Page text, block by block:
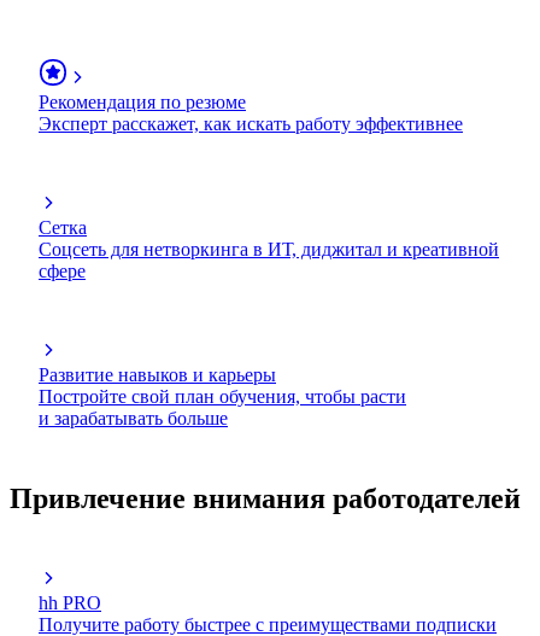
Рекомендация по резюме
Эксперт расскажет, как искать работу эффективнее
Сетка
Соцсеть для нетворкинга в ИТ, диджитал и креативной
сфере
Развитие навыков и карьеры
Постройте свой план обучения, чтобы расти
и зарабатывать больше
Привлечение внимания работодателей
hh PRO
Получите работу быстрее с преимуществами подписки